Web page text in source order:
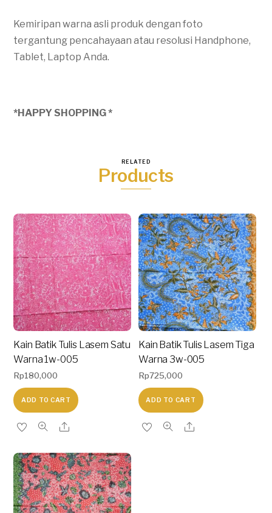
Kemiripan warna asli produk dengan foto
tergantung pencahayaan atau resolusi Handphone,
Tablet, Laptop Anda.
*HAPPY SHOPPING *
RELATED
Products
Kain Batik Tulis Lasem Satu
Warna 1w-005
Rp180,000
ADD TO CART
Kain Batik Tulis Lasem Tiga
Warna 3w-005
Rp725,000
ADD TO CART